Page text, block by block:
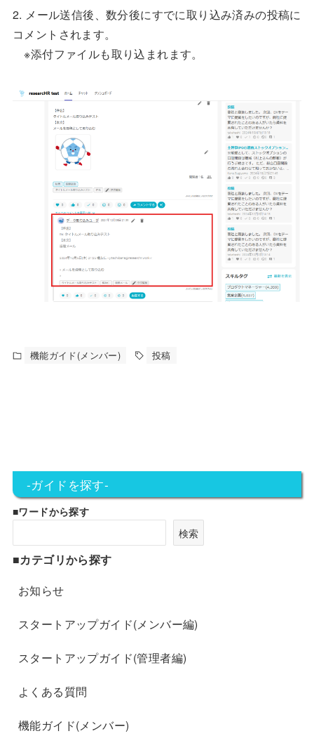
2. メール送信後、数分後にすでに取り込み済みの投稿に
コメントされます。
※添付ファイルも取り込まれます。
機能ガイド(メンバー) 投稿
-ガイドを探す-
■ワードから探す
検索
■カテゴリから探す
お知らせ
スタートアップガイド(メンバー編)
スタートアップガイド(管理者編)
よくある質問
機能ガイド(メンバー)